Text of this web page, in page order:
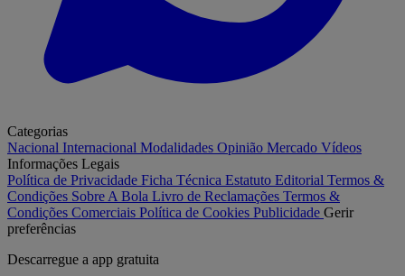
Categorias
Nacional Internacional Modalidades Opinião Mercado Vídeos
Informações Legais
Política de Privacidade Ficha Técnica Estatuto Editorial Termos &
Condições Sobre A Bola Livro de Reclamações Termos &
Condições Comerciais Política de Cookies Publicidade Gerir
preferências
Descarregue a app gratuita